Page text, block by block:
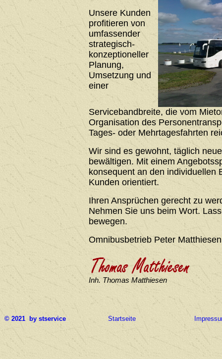
Unsere Kunden
profitieren von
umfassender
strategisch-
konzeptioneller
Planung,
Umsetzung und
einer
Servicebandbreite, die vom
Organisation des
Tages- oder Mehrtagesfahrten
Wir sind es gewohnt, täglich
bewältigen. Mit einem
konsequent an den individuellen
Kunden orientiert.
Ihren Ansprüchen gerecht zu
Nehmen Sie uns beim Wort.
bewegen.
Omnibusbetrieb Peter Matthiesen
Inh. Thomas Matthiesen
© 2021 by stservice Startseite